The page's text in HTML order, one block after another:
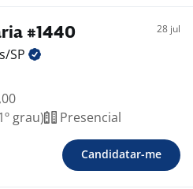
#1440 28 jul
SP
grau)
Presencial
Candidatar-me